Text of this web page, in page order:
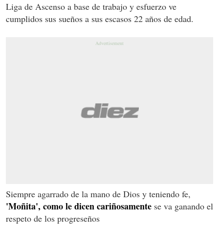
Liga de Ascenso a base de trabajo y esfuerzo ve
cumplidos sus sueños a sus escasos 22 años de edad.
Siempre agarrado de la mano de Dios y teniendo fe,
'Moñita', como le dicen cariñosamente se va ganando el
respeto de los progreseños